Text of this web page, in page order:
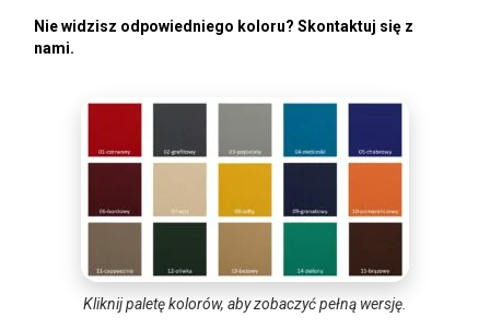
Nie widzisz odpowiedniego koloru? Skontaktuj się z
nami.
Kliknij paletę kolorów, aby zobaczyć pełną wersję.